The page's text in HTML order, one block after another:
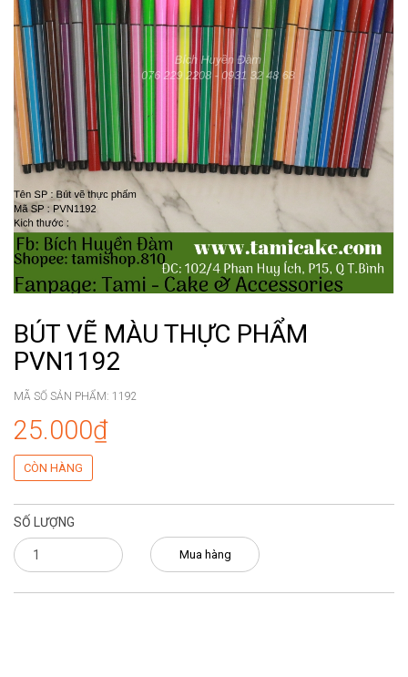
BÚT VẼ MÀU THỰC PHẨM
PVN1192
MÃ SỐ SẢN PHẨM: 1192
25.000₫
CÒN HÀNG
SỐ LƯỢNG
Mua hàng